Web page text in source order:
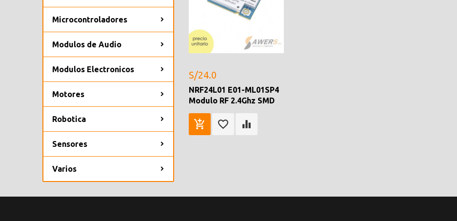
Microcontroladores
Modulos de Audio
Modulos Electronicos
Motores
Robotica
Sensores
Varios
S/24.0
NRF24L01 E01-ML01SP4
Modulo RF 2.4Ghz SMD